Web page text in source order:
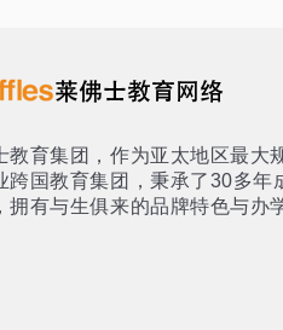
教育集团，作为亚太地区最大
跨国教育集团，秉承了30多年
拥有与生俱来的品牌特色与办